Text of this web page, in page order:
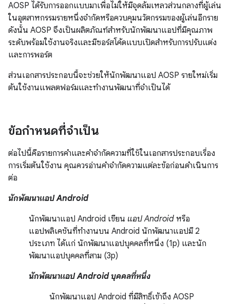
AOSP ได้รับการออกแบบมาเพื่อไม่ให้มีจุดล้มเหลวส่วนกลางที่ผู้เล่น
ในอุตสาหกรรมรายหนึ่งจำกัดหรือควบคุมนวัตกรรมของผู้เล่นอีกราย
ดังนั้น AOSP จึงเป็นผลิตภัณฑ์สำหรับนักพัฒนาแอปที่มีคุณภาพ
ระดับพร้อมใช้งานจริงและมีซอร์สโค้ดแบบเปิดสำหรับการปรับแต่ง
และการพอร์ต
ส่วนเอกสารประกอบนี้จะช่วยให้นักพัฒนาแอป AOSP รายใหม่เริ่ม
ต้นใช้งานแพลตฟอร์มและทำงานพัฒนาที่จำเป็นได้
ข้อกำหนดที่จำเป็น
ต่อไปนี้คือรายการคำและคำจำกัดความที่ใช้ในเอกสารประกอบเรื่อง
การเริ่มต้นใช้งาน คุณควรอ่านคำจำกัดความแต่ละข้อก่อนดำเนินการ
ต่อ
นักพัฒนาแอป Android
นักพัฒนาแอป Android เขียน แอป Android หรือ
แอปพลิเคชันที่ทำงานบน Android นักพัฒนาแอปมี 2
ประเภท ได้แก่ นักพัฒนาแอปบุคคลที่หนึ่ง (1p) และนัก
พัฒนาแอปบุคคลที่สาม (3p)
นักพัฒนาแอป Android บุคคลที่หนึ่ง
นักพัฒนาแอป Android ที่มีสิทธิ์เข้าถึง AOSP